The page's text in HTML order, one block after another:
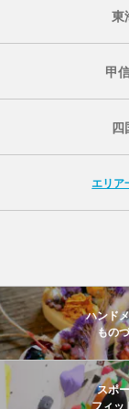
東
甲
四
エリア
ハンド
もの
スポ
フィッ